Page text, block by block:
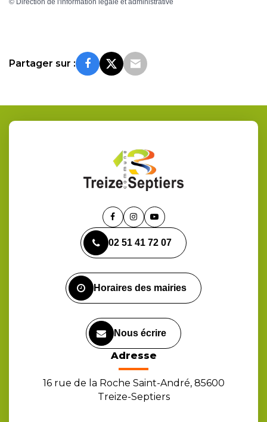
Partager sur :
Lien
le
compte
Lien
le
compte
Lien
la
chaîne
02 51 41 72 07
Horaires des mairies
Nous écrire
Adresse
16 rue de la Roche Saint-André, 85600
Treize-Septiers